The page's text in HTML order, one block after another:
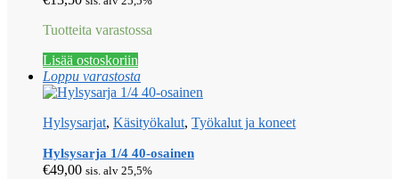
Tuotteita varastossa
Lisää ostoskoriin
Loppu varastosta
Hylsysarjat, Käsityökalut, Työkalut ja koneet
Hylsysarja 1/4 40-osainen
€49,00 sis. alv 25,5%